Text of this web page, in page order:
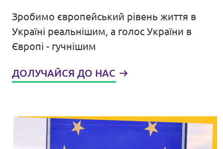
Порядок денний
ДОЛУЧАЙСЯ
Зробимо європейський рівень життя в
Україні реальнішим, а голос України в
Європі - гучнішим
ДОЛУЧАЙСЯ ДО НАС